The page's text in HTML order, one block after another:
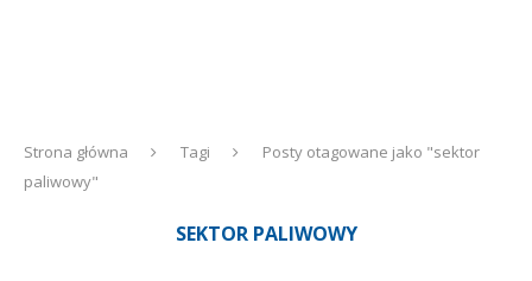
Strona główna Tagi
Posty otagowane jako "sektor
paliwowy"
SEKTOR PALIWOWY